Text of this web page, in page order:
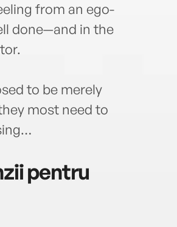
from an ego-
done—and in the
to be merely
most need to
pentru